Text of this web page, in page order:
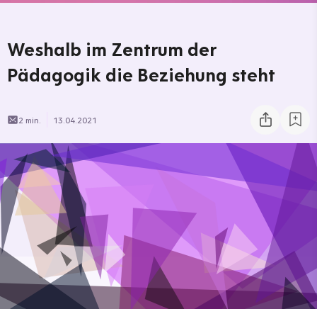
Weshalb im Zentrum der
Pädagogik die Beziehung steht
2 min. 13.04.2021